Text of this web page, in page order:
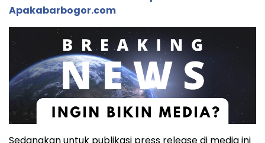
Apakabarbogor.com